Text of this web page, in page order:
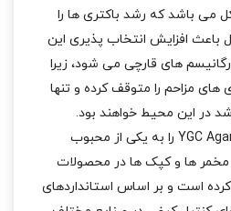
می‌ باشد که رشد باکتری‌ ها را
باعث افزایش انتخاب‌ پذیری این
های قارچی می‌ شود، زیرا
مزاحم را متوقف کرده و تنها
در این محیط خواهند بود.
این ویژگی‌ ها، محیط کشت YGC Agar را به یکی از محبوب‌
ها و کپک‌ ها در محصولات
است و بر اساس استانداردهای